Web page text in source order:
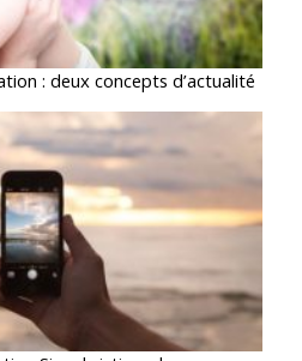
: deux concepts d’actualité